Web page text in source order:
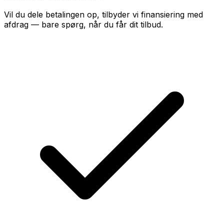
Vil du dele betalingen op, tilbyder vi finansiering med
afdrag — bare spørg, når du får dit tilbud.